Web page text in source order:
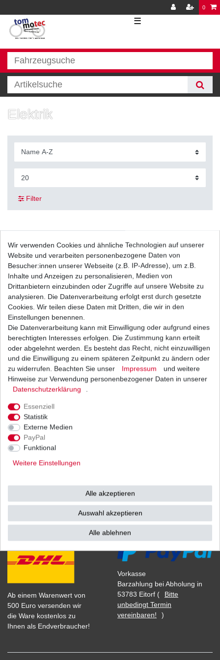
0
☰
Elektrik
Filter
Batterie YUASA YTX9-BS Suzuki GSF 650 B5 CJ
CZ Bandit 2005 - 2016 HQ
UVP 67,24 € 61,47 € *
| 61,47 € / Stück
inkl. ges. MwSt. Versandkosten
Blinkrelais Suzuki GSF 650 Bandit B5 CJ CZ
UVP 43,00 € 28,90 € *
1 Stück | 28,90 € / Stück
inkl. ges. MwSt. zzgl.
Ab einem Warenwert von
500 Euro versenden wir
die Ware kostenlos zu
Ihnen als Endverbraucher!
Bezahlarten
Vorkasse
Barzahlung bei Abholung in
53783 Eitorf (
Bitte
unbedingt Termin
vereinbaren!
)
Wir verwenden Cookies und ähnliche Technologien auf unserer
Website und verarbeiten personenbezogene Daten von
Besucher:innen unserer Webseite (z.B. IP-Adresse), um z.B.
Inhalte und Anzeigen zu personalisieren, Medien von
Drittanbietern einzubinden oder Zugriffe auf unsere Website zu
analysieren. Die Datenverarbeitung erfolgt erst durch gesetzte
Cookies. Wir teilen diese Daten mit Dritten, die wir in den
Einstellungen benennen.
Die Datenverarbeitung kann mit Einwilligung oder aufgrund eines
berechtigten Interesses erfolgen. Die Zustimmung kann erteilt
oder abgelehnt werden. Es besteht das Recht, nicht einzuwilligen
und die Einwilligung zu einem späteren Zeitpunkt zu ändern oder
zu widerrufen. Beachten Sie unser
Impressum
und weitere
Hinweise zur Verwendung personenbezogener Daten in unserer
Daten­schutz­erklärung
.
Essenziell
Statistik
Externe Medien
PayPal
Funktional
Weitere Einstellungen
Alle akzeptieren
Auswahl akzeptieren
Alle ablehnen